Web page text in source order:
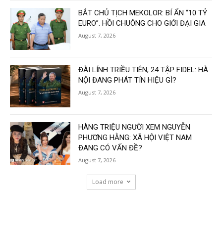
BẮT CHỦ TỊCH MEKOLOR: BÍ ẨN “10 TỶ
EURO”. HỒI CHUÔNG CHO GIỚI ĐẠI GIA
August 7, 2026
ĐÀI LÍNH TRIỀU TIÊN, 24 TẬP FIDEL: HÀ
NỘI ĐANG PHÁT TÍN HIỆU GÌ?
August 7, 2026
HÀNG TRIỆU NGƯỜI XEM NGUYỄN
PHƯƠNG HẰNG: XÃ HỘI VIỆT NAM
ĐANG CÓ VẤN ĐỀ?
August 7, 2026
Load more